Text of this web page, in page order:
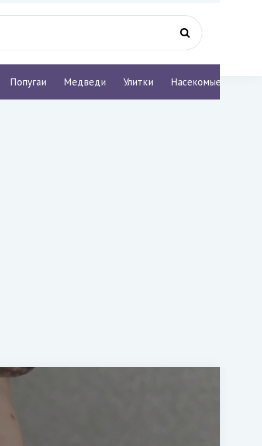
Попугаи Медведи Улитки Насекомые